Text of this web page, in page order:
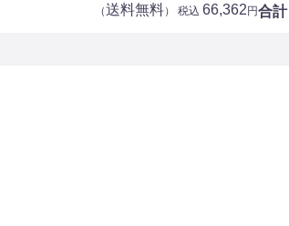
合計
（送料無料） 税込 66,362円